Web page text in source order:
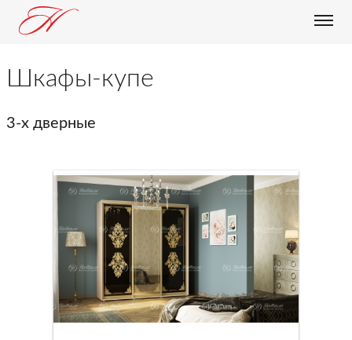
ПРОДУКЦИЯ
КОНТАКТЫ
Шкафы-купе
3-х дверные